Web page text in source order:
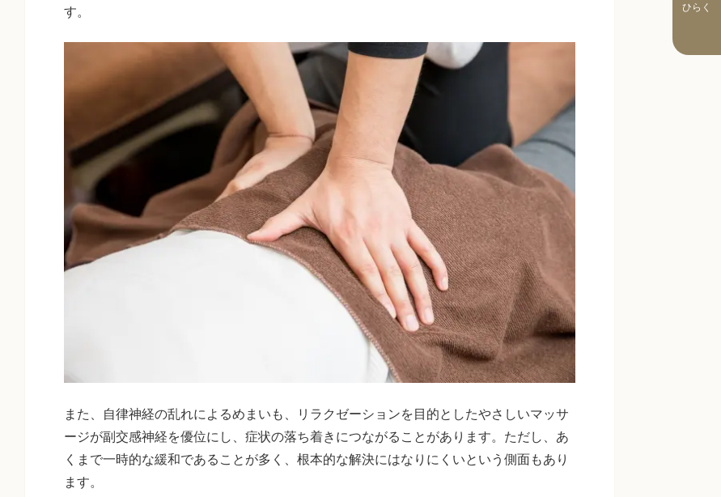
す。
また、自律神経の乱れによるめまいも、リラクゼーションを目的としたやさしいマッサ
ージが副交感神経を優位にし、症状の落ち着きにつながることがあります。ただし、あ
くまで一時的な緩和であることが多く、根本的な解決にはなりにくいという側面もあり
ます。